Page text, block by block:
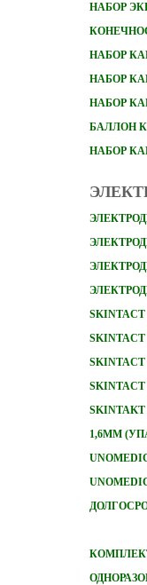
НАБОР
НАБОР
НАБОР
НАБОР
БАЛЛОН
НАБОР
1,6ММ